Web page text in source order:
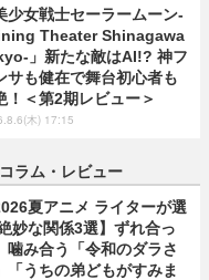
少女戦士セーラームーン-
Theater Shinagawa
」新たな敵はAI!? 神フ
サも健在で舞台初心者も
！＜第2期レビュー＞
木) 17:15
コラム・レビュー
夏アニメ ライターが選
妙な関係3選】ずれ合っ
噛み合う「令和のダラさ
「うちの弟どもがすみま